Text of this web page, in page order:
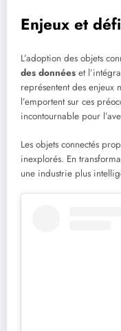
Enjeux et
L’adoption des objets
des données et
représentent des enjeux
l’emportent sur ces
incontournable pour
Les objets connectés
inexplorés. En
une industrie plus